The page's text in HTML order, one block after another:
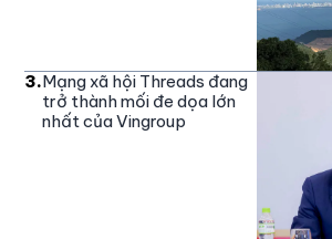
3.Mạng xã hội Threads đang
trở thành mối đe dọa lớn
nhất của Vingroup